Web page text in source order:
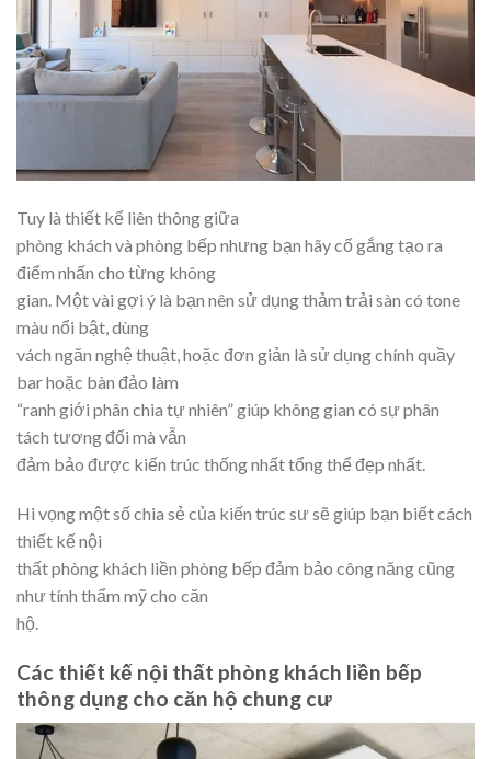
Tuy là thiết kế liên thông giữa
phòng khách và phòng bếp nhưng bạn hãy cố gắng tạo ra
điểm nhấn cho từng không
gian. Một vài gợi ý là bạn nên sử dụng thảm trải sàn có tone
màu nổi bật, dùng
vách ngăn nghệ thuật, hoặc đơn giản là sử dụng chính quầy
bar hoặc bàn đảo làm
“ranh giới phân chia tự nhiên” giúp không gian có sự phân
tách tương đối mà vẫn
đảm bảo được kiến trúc thống nhất tổng thể đẹp nhất.
Hi vọng một số chia sẻ của kiến trúc sư sẽ giúp bạn biết cách
thiết kế nội
thất phòng khách liền phòng bếp đảm bảo công năng cũng
như tính thẩm mỹ cho căn
hộ.
Các thiết kế nội thất phòng khách liền bếp
thông dụng cho căn hộ chung cư